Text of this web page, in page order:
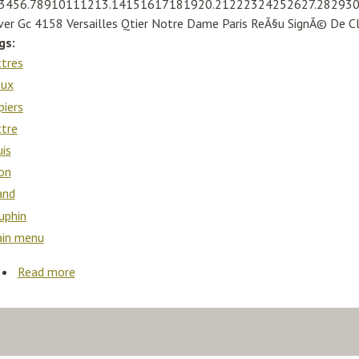
Gc 4158 Versailles Qtier Notre Dame Paris ReÃ§u SignÃ© De
menu
Read more